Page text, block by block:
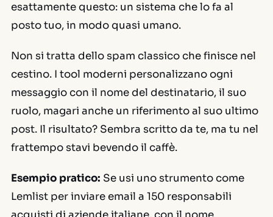
esattamente questo: un sistema che lo fa al
posto tuo, in modo quasi umano.
Non si tratta dello spam classico che finisce nel
cestino. I tool moderni personalizzano ogni
messaggio con il nome del destinatario, il suo
ruolo, magari anche un riferimento al suo ultimo
post. Il risultato? Sembra scritto da te, ma tu nel
frattempo stavi bevendo il caffè.
Esempio pratico: Se usi uno strumento come
Lemlist per inviare email a 150 responsabili